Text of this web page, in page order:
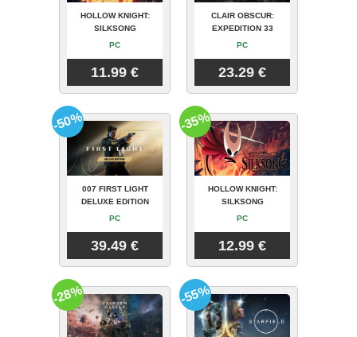
HOLLOW KNIGHT:
SILKSONG
PC
11.99 €
CLAIR OBSCUR:
EXPEDITION 33
PC
23.29 €
007 FIRST LIGHT
DELUXE EDITION
PC
39.49 €
-50%
HOLLOW KNIGHT:
SILKSONG
PC
12.99 €
-35%
-28% -55%